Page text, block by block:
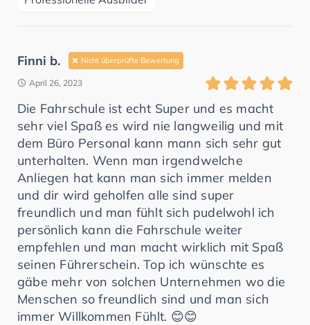
Finni b. Nicht überprüfte Bewertung
April 26, 2023
Die Fahrschule ist echt Super und es macht
sehr viel Spaß es wird nie langweilig und mit
dem Büro Personal kann mann sich sehr gut
unterhalten. Wenn man irgendwelche
Anliegen hat kann man sich immer melden
und dir wird geholfen alle sind super
freundlich und man fühlt sich pudelwohl ich
persönlich kann die Fahrschule weiter
empfehlen und man macht wirklich mit Spaß
seinen Führerschein. Top ich wünschte es
gäbe mehr von solchen Unternehmen wo die
Menschen so freundlich sind und man sich
immer Willkommen Fühlt. 😊😊